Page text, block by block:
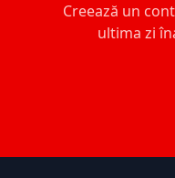
Creează un
ultima zi